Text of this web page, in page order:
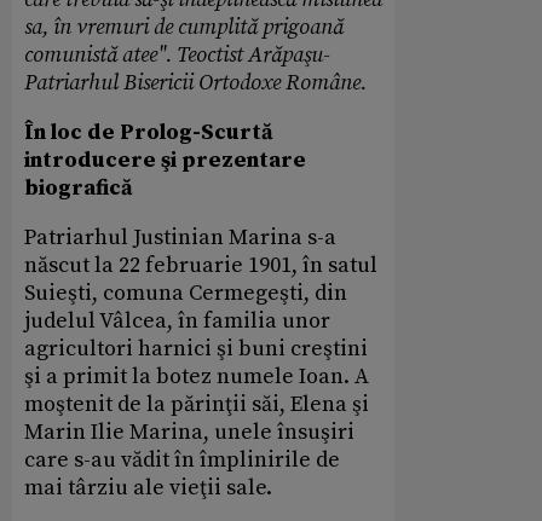
sa, în vremuri de cumplită prigoană
comunistă atee". Teoctist Arăpaşu-
Patriarhul Bisericii Ortodoxe Române.
În loc de Prolog-Scurtă
introducere şi prezentare
biografică
Patriarhul Justinian Marina s-a
născut la 22 februarie 1901, în satul
Suieşti, comuna Cermegeşti, din
judelul Vâlcea, în familia unor
agricultori harnici şi buni creştini
şi a primit la botez numele Ioan. A
moştenit de la părinţii săi, Elena şi
Marin Ilie Marina, unele însuşiri
care s-au vădit în împlinirile de
mai târziu ale vieţii sale.